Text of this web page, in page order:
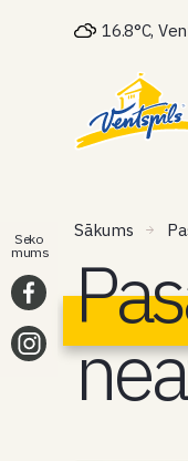
16.8°C,
Sākums
Seko
mums